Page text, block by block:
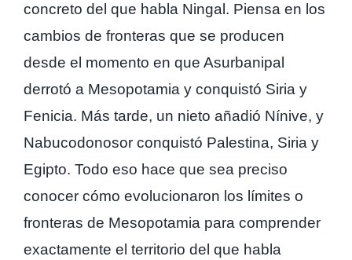
concreto del que habla Ningal. Piensa en los
cambios de fronteras que se producen
desde el momento en que Asurbanipal
derrotó a Mesopotamia y conquistó Siria y
Fenicia. Más tarde, un nieto añadió Nínive, y
Nabucodonosor conquistó Palestina, Siria y
Egipto. Todo eso hace que sea preciso
conocer cómo evolucionaron los límites o
fronteras de Mesopotamia para comprender
exactamente el territorio del que habla